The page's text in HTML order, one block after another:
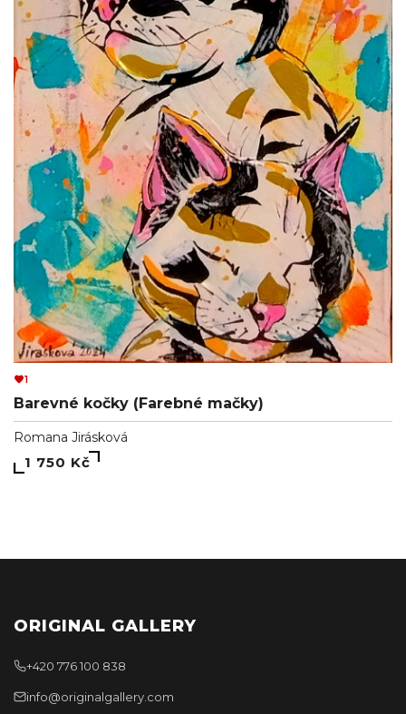
1
Barevné kočky (Farebné mačky)
Romana Jirásková
1 750 Kč
ORIGINAL GALLERY
+420 776 100 838
info@originalgallery.com